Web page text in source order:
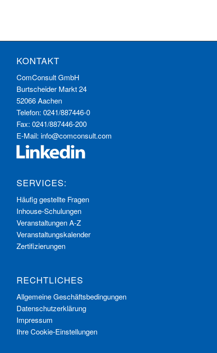
KONTAKT
ComConsult GmbH
Burtscheider Markt 24
52066 Aachen
Telefon: 0241/887446-0
Fax: 0241/887446-200
E-Mail: info@comconsult.com
SERVICES:
Häufig gestellte Fragen
Inhouse-Schulungen
Veranstaltungen A-Z
Veranstaltungskalender
Zertifizierungen
RECHTLICHES
Allgemeine Geschäftsbedingungen
Datenschutzerklärung
Impressum
Ihre Cookie-Einstellungen